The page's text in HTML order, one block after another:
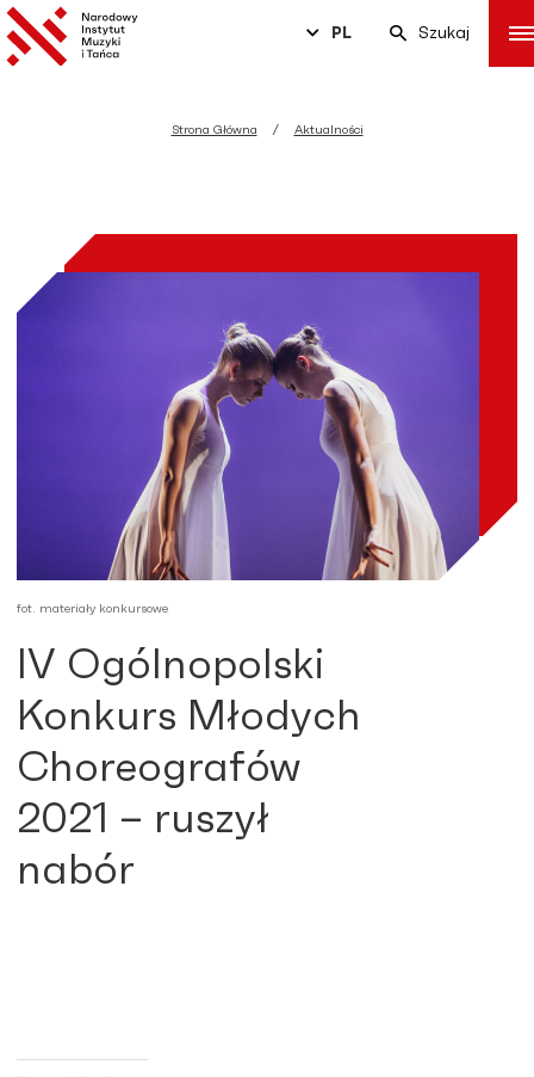
PL Szukaj
Strona Główna Aktualności
IV Ogólnopolski
Konkurs Młodych
Choreografów
2021 – ruszył
nabór
fot. materiały konkursowe